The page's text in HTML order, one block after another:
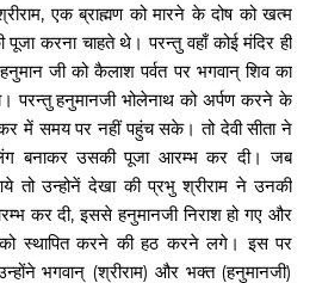
एक ब्राह्मण को मारने के दोष को खत्म
करना चाहते थे। परन्तु वहाँ कोई मंदिर ही
जी को कैलाश पर्वत पर भगवान् शिव का
परन्तु हनुमानजी भोलेनाथ को अर्पण करने के
में समय पर नहीं पहुंच सके। तो देवी सीता ने
बनाकर उसकी पूजा आरम्भ कर दी। जब
तो उन्होनें देखा की प्रभु श्रीराम ने उनकी
कर दी, इससे हनुमानजी निराश हो गए और
को स्थापित करने की हठ करने लगे। इस पर
भगवान् (श्रीराम) और भक्त (हनुमानजी)